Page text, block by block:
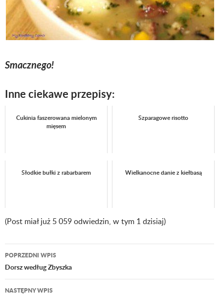
Smacznego!
Inne ciekawe przepisy:
Cukinia faszerowana mielonym
mięsem
Szparagowe risotto
Słodkie bułki z rabarbarem Wielkanocne danie z kiełbasą
(Post miał już 5 059 odwiedzin, w tym 1 dzisiaj)
Nawigacja
wpisu
POPRZEDNI WPIS
Dorsz według Zbyszka
NASTĘPNY WPIS